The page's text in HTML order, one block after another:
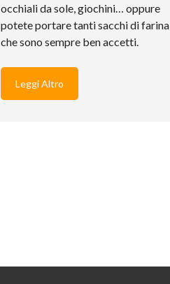
occhiali da sole, giochini… oppure
potete portare tanti sacchi di farina
che sono sempre ben accetti.
Leggi Altro